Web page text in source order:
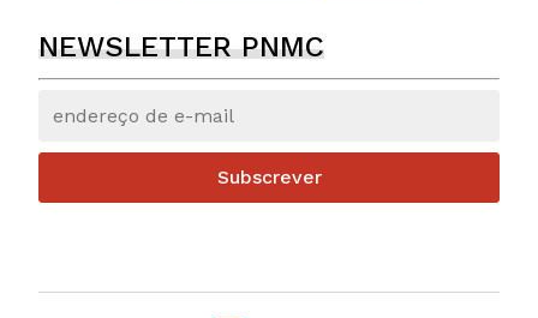
NEWSLETTER PNMC
Subscrever